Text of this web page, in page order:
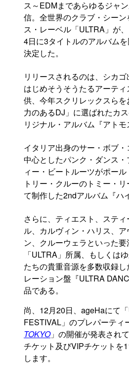
ス～EDMまであらゆるジャ
信。全世界のクラブ・シー
ス・レーベル「ULTRA」が
4日に3タイトルのアルバム
決定した。
リリースされるのは、シカ
はじめそうそうたるアーテ
供、今年スクリレックスら
力のあるDJ」に選ばれたカ
リジナル・アルバム『アトモ
イタリア出身のサー・ボブ
中心としたパンク・ダンス
ィー・ビートルーツがポー
トリー・クルーのトミー・
て制作した2ndアルバム『ハ
さらに、ティエスト、ステ
ル、カルヴィン・ハリス、
ン、クルーウェラといった要
「ULTRA」所属、もしくは
たちの貴重音源を多数収録
レーション盤『ULTRA
品である。
尚、 12月20日、ageHaにて
FESTIVAL」のプレパーティ
TOKYO」の開催が発表され
チケット及びVIPチケットを
します。